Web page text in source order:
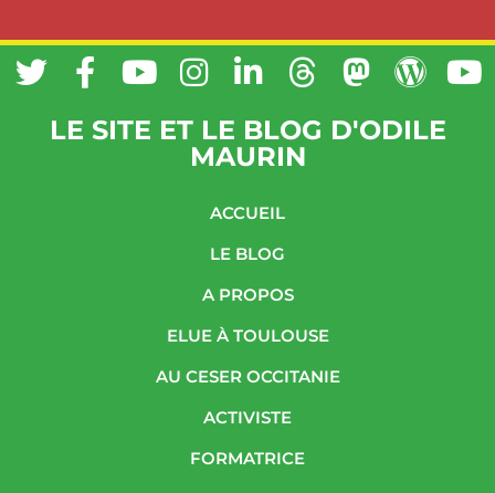
LE SITE ET LE BLOG D'ODILE
MAURIN
ACCUEIL
LE BLOG
A PROPOS
ELUE À TOULOUSE
AU CESER OCCITANIE
ACTIVISTE
FORMATRICE